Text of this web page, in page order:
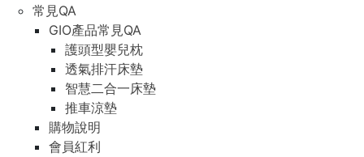
常見QA
GIO產品常見QA
護頭型嬰兒枕
透氣排汗床墊
智慧二合一床墊
推車涼墊
購物說明
會員紅利